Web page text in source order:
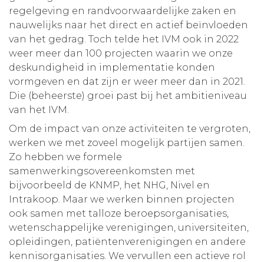
regelgeving en randvoorwaardelijke zaken en
nauwelijks naar het direct en actief beïnvloeden
van het gedrag. Toch telde het IVM ook in 2022
weer meer dan 100 projecten waarin we onze
deskundigheid in implementatie konden
vormgeven en dat zijn er weer meer dan in 2021.
Die (beheerste) groei past bij het ambitieniveau
van het IVM.
Om de impact van onze activiteiten te vergroten,
werken we met zoveel mogelijk partijen samen.
Zo hebben we formele
samenwerkingsovereenkomsten met
bijvoorbeeld de KNMP, het NHG, Nivel en
Intrakoop. Maar we werken binnen projecten
ook samen met talloze beroepsorganisaties,
wetenschappelijke verenigingen, universiteiten,
opleidingen, patiëntenverenigingen en andere
kennisorganisaties. We vervullen een actieve rol